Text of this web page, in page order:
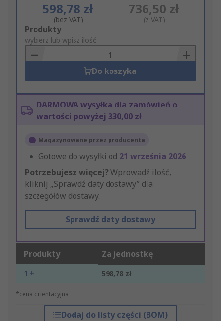
598,78 zł
(bez VAT)
736,50 zł
(z VAT)
Add
to
Basket
Produkty
wybierz lub wpisz ilość
Do koszyka
DARMOWA wysyłka dla zamówień o
wartości powyżej 330,00 zł
Magazynowane przez producenta
Gotowe do wysyłki od 21 września 2026
Potrzebujesz więcej? Wprowadź ilość,
kliknij „Sprawdź daty dostawy” dla
szczegółów dostawy.
Sprawdź daty dostawy
Produkty Za jednostkę
1 + 598,78 zł
*cena orientacyjna
Dodaj do listy części (BOM)